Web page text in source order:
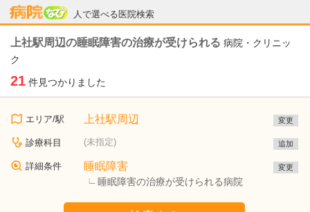
人で選べる医院検索
病院なび
上社駅周辺の睡眠障害の治療が受けられる 病院・クリニッ
ク
21 件見つかりました
エリア/駅 上社駅周辺 変更
診療科目 (未指定) 追加
詳細条件 睡眠障害
睡眠障害の治療が受けられる病院
変更